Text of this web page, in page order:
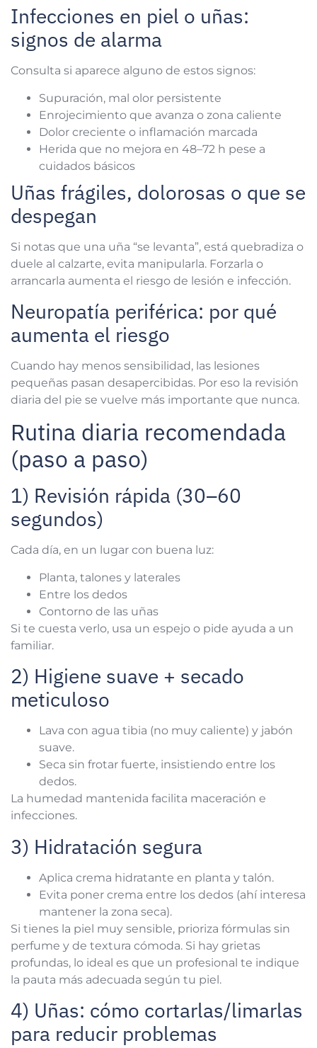
Infecciones en piel o uñas:
signos de alarma
Consulta si aparece alguno de estos signos:
Supuración, mal olor persistente
Enrojecimiento que avanza o zona caliente
Dolor creciente o inflamación marcada
Herida que no mejora en 48–72 h pese a
cuidados básicos
Uñas frágiles, dolorosas o que se
despegan
Si notas que una uña “se levanta”, está quebradiza o
duele al calzarte, evita manipularla. Forzarla o
arrancarla aumenta el riesgo de lesión e infección.
Neuropatía periférica: por qué
aumenta el riesgo
Cuando hay menos sensibilidad, las lesiones
pequeñas pasan desapercibidas. Por eso la revisión
diaria del pie se vuelve más importante que nunca.
Rutina diaria recomendada
(paso a paso)
1) Revisión rápida (30–60
segundos)
Cada día, en un lugar con buena luz:
Planta, talones y laterales
Entre los dedos
Contorno de las uñas
Si te cuesta verlo, usa un espejo o pide ayuda a un
familiar.
2) Higiene suave + secado
meticuloso
Lava con agua tibia (no muy caliente) y jabón
suave.
Seca sin frotar fuerte, insistiendo entre los
dedos.
La humedad mantenida facilita maceración e
infecciones.
3) Hidratación segura
Aplica crema hidratante en planta y talón.
Evita poner crema entre los dedos (ahí interesa
mantener la zona seca).
Si tienes la piel muy sensible, prioriza fórmulas sin
perfume y de textura cómoda. Si hay grietas
profundas, lo ideal es que un profesional te indique
la pauta más adecuada según tu piel.
4) Uñas: cómo cortarlas/limarlas
para reducir problemas